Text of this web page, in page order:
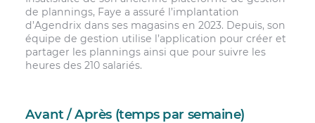
de plannings, Faye a assuré l’implantation
d’Agendrix dans ses magasins en 2023. Depuis, son
équipe de gestion utilise l’application pour créer et
partager les plannings ainsi que pour suivre les
heures des 210 salariés.
Avant / Après (temps par semaine)